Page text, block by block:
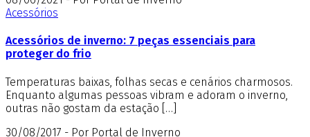
Acessórios
Acessórios de inverno: 7 peças essenciais para
proteger do frio
Temperaturas baixas, folhas secas e cenários charmosos.
Enquanto algumas pessoas vibram e adoram o inverno,
outras não gostam da estação […]
30/08/2017 - Por Portal de Inverno